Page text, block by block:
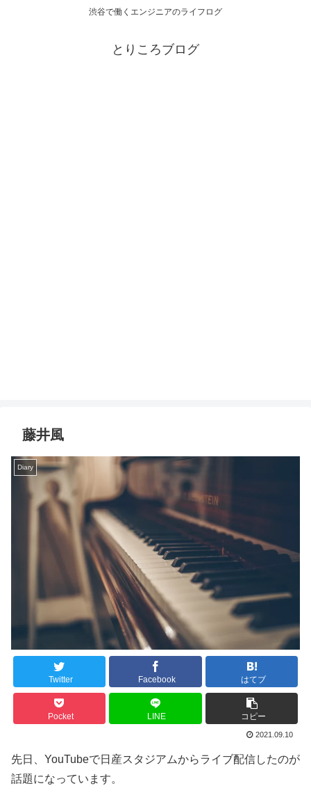
渋谷で働くエンジニアのライフログ
とりころブログ
藤井風
Diary
Twitter Facebook はてブ
Pocket LINE コピー
2021.09.10
先日、YouTubeで日産スタジアムからライブ配信したのが
話題になっています。